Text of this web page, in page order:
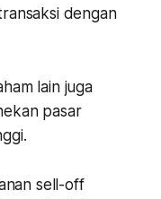
dengan
lain juga
pasar
sell-off